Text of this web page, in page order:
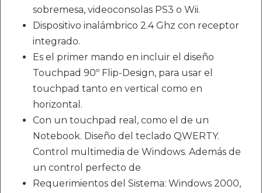
sobremesa, videoconsolas PS3 o Wii.
Dispositivo inalámbrico 2.4 Ghz con receptor
integrado.
Es el primer mando en incluir el diseño
Touchpad 90º Flip-Design, para usar el
touchpad tanto en vertical como en
horizontal.
Con un touchpad real, como el de un
Notebook. Diseño del teclado QWERTY.
Control multimedia de Windows. Además de
un control perfecto de
Requerimientos del Sistema: Windows 2000,